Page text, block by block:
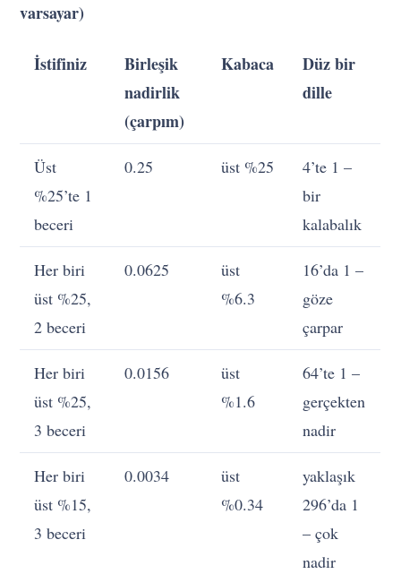
varsayar)
İstifiniz
Birleşik
nadirlik
(çarpım)
Kabaca
Düz bir
dille
Üst
%25’te 1
beceri
0.25 üst %25
4’te 1 –
bir
kalabalık
Her biri
üst %25,
2 beceri
0.0625
üst
%6.3
16’da 1 –
göze
çarpar
Her biri
üst %25,
3 beceri
0.0156
üst
%1.6
64’te 1 –
gerçekten
nadir
Her biri
üst %15,
3 beceri
0.0034
üst
%0.34
yaklaşık
296’da 1
– çok
nadir